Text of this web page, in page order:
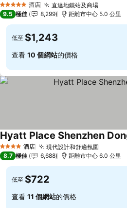
5 星級 酒店 直達地鐵站及商場
9.5 極佳 8,299 距離市中心 5.0 公里
低至 $1,243
查看 10 個網站的價格
4 星級 酒店 現代設計和舒適氛圍
Hyatt Place Shenzhen
8.7 極佳 6,688 距離市中心 6.0 公里
低至 $722
查看 11 個網站的價格